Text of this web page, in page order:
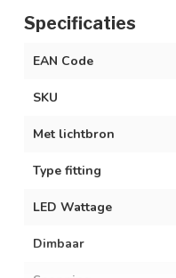
Specificaties
EAN Code
SKU
Met lichtbron
Type fitting
LED Wattage
Dimbaar